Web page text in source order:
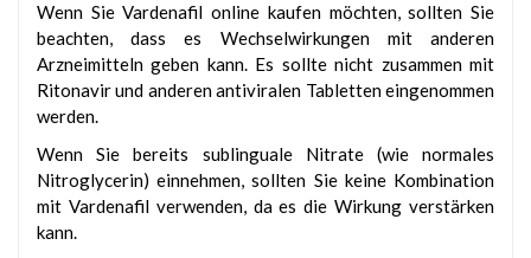
Wenn Sie Vardenafil online kaufen möchten, sollten Sie
beachten, dass es Wechselwirkungen mit anderen
Arzneimitteln geben kann. Es sollte nicht zusammen mit
Ritonavir und anderen antiviralen Tabletten eingenommen
werden.
Wenn Sie bereits sublinguale Nitrate (wie normales
Nitroglycerin) einnehmen, sollten Sie keine Kombination
mit Vardenafil verwenden, da es die Wirkung verstärken
kann.